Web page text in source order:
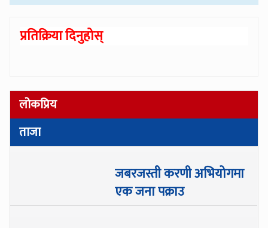
प्रतिक्रिया दिनुहोस्
लोकप्रिय
ताजा
जबरजस्ती करणी अभियोगमा
एक जना पक्राउ